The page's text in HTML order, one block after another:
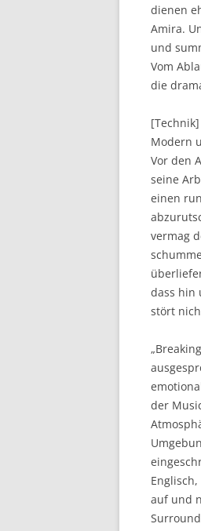
dienen
Amira.
und
Vom
die
[Technik]
Modern
Vor den
seine
einen
vermag
dass hin
stört
der
auf und